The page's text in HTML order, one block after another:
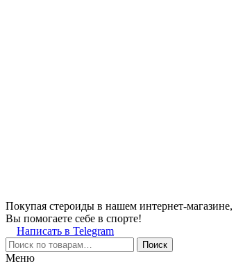
Покупая стероиды в нашем интернет-магазине,
Вы помогаете себе в спорте!
Написать в Telegram
Поиск
Меню